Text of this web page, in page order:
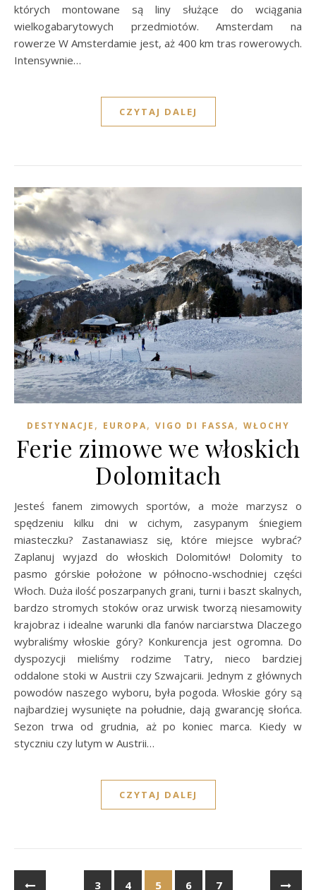
których montowane są liny służące do wciągania
wielkogabarytowych przedmiotów. Amsterdam na
rowerze W Amsterdamie jest, aż 400 km tras rowerowych.
Intensywnie…
CZYTAJ DALEJ
DESTYNACJE , EUROPA, VIGO DI FASSA, WŁOCHY
Ferie zimowe we włoskich
Dolomitach
Jesteś fanem zimowych sportów, a może marzysz o
spędzeniu kilku dni w cichym, zasypanym śniegiem
miasteczku? Zastanawiasz się, które miejsce wybrać?
Zaplanuj wyjazd do włoskich Dolomitów! Dolomity to
pasmo górskie położone w północno-wschodniej części
Włoch. Duża ilość poszarpanych grani, turni i baszt skalnych,
bardzo stromych stoków oraz urwisk tworzą niesamowity
krajobraz i idealne warunki dla fanów narciarstwa Dlaczego
wybraliśmy włoskie góry? Konkurencja jest ogromna. Do
dyspozycji mieliśmy rodzime Tatry, nieco bardziej
oddalone stoki w Austrii czy Szwajcarii. Jednym z głównych
powodów naszego wyboru, była pogoda. Włoskie góry są
najbardziej wysunięte na południe, dają gwarancję słońca.
Sezon trwa od grudnia, aż po koniec marca. Kiedy w
styczniu czy lutym w Austrii…
CZYTAJ DALEJ
3 4 5 6 7